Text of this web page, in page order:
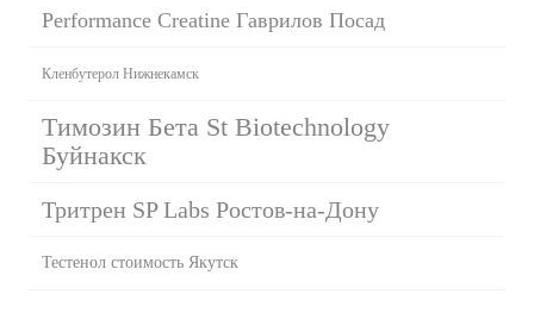
Performance Creatine Гаврилов Посад
Кленбутерол Нижнекамск
Tимозин Бета St Biotechnology
Буйнакск
Тритрен SP Labs Ростов-на-Дону
Тестенол стоимость Якутск